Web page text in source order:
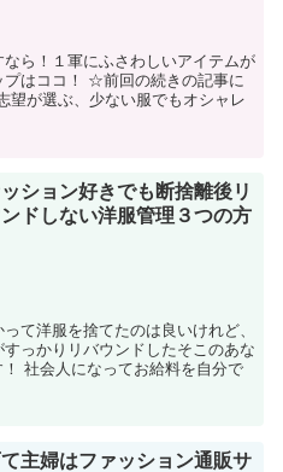
ら！１軍にふさわしいアイテムが
プはココ！ ☆前回の続きの記事に
が選ぶ、少ない服でもオシャレ
ション好きでも断捨離後リ
ドしない洋服管理３つの方
て洋服を捨てたのは良いけれど、
っかりリバウンドしたそこのあな
社会人になってお給料を自分で
主婦はファッション通販サ